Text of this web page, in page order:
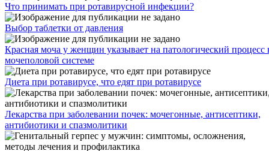
Что принимать при ротавирусной инфекции?
Выбор таблетки от давления
Красная моча у женщин указывает на патологический процесс
мочеполовой системе
Диета при ротавирусе, что едят при ротавирусе
Лекарства при заболевании почек: мочегонные, антисептики,
антибиотики и спазмолитики